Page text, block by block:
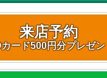
来店予約
ード500円分プレゼ